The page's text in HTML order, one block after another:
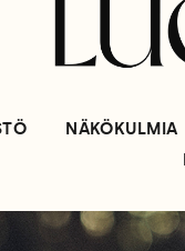
NÄKÖKULMIA